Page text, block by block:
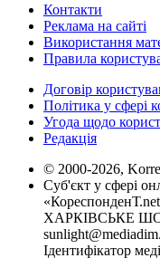
Контакти
Реклама на сайті
Використання
Правила
Договір
Політика у сфері
Угода щодо
Редакція
© 2000-2026,
Суб'єкт у сфері
ХАРКІВСЬКЕ
Ідентифікатор